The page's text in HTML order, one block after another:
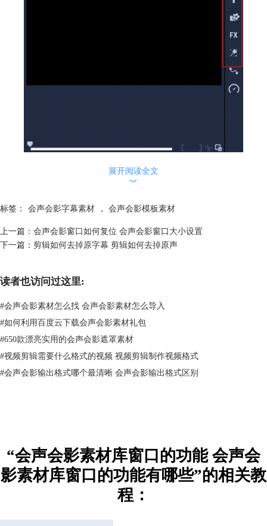
的具体操作方法。
打开会声会影编辑界面，找到左下角的【显示库面板】或者【显示库和选
叠】，【滤镜】，【AR贴纸】这几种功能，下面为大家介绍我们主要使
用的几个面板的操作方法。
1.媒体面板
媒体面板是会声会影用来添加项目和储存模板的面板，可以通过【导入】
添加电脑文件夹中的项目，【添加】可以添加新的文件夹，方便我们分门
展开阅读全文
︾
标签： 会声会影字幕素材 ， 会声会影模板素材
上一篇： 会声会影窗口如何复位 会声会影窗口大小设置
下一篇： 剪辑如何去掉原字幕 剪辑如何去掉原声
读者也访问过这里:
#会声会影素材怎么找 会声会影素材怎么导入
#如何利用百度云下载会声会影素材礼包
#650款漂亮实用的会声会影遮罩素材
#视频剪辑需要什么格式的视频 视频剪辑制作视频格式
#会声会影输出格式哪个最清晰 会声会影输出格式区别
“会声会影素材库窗口的功能 会声会
影素材库窗口的功能有哪些”的相关教
程：